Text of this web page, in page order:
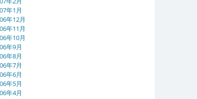
年1月
年12月
年11月
年10月
年9月
年8月
年7月
年6月
年5月
年4月